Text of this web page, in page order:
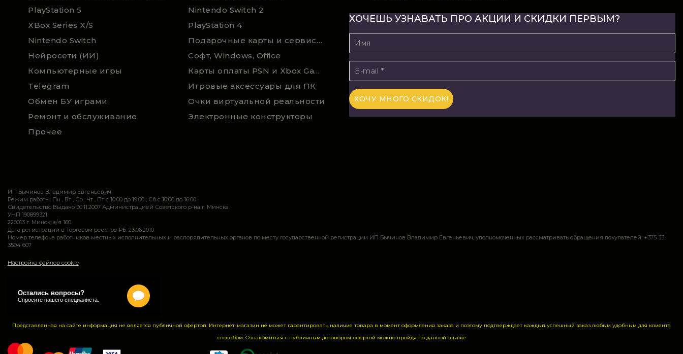
PlayStation 5
Nintendo Switch 2
XBox Series X/S
PlayStation 4
Nintendo Switch
Подарочные карты и сервисы Spotify, YouTube, Discord, Netflix, Steam (мгновенная доставка)
Нейросети (ИИ)
Софт, Windows, Office
Компьютерные игры
Карты оплаты PSN и Xbox Game Pass (покупка в физическом магазине)
Telegram
Игровые аксессуары для ПК
Обмен БУ играми
Очки виртуальной реальности
Ремонт и обслуживание
Электронные конструкторы
Прочее
ХОЧЕШЬ УЗНАВАТЬ ПРО АКЦИИ И СКИДКИ ПЕРВЫМ?
ИП Бычинов Владимир Евгеньевич
Режим работы: Пн , Вт , Ср , Чт , Пт c 10:00 до 19:00 ; Сб c 10:00 до 16:00
Свидетельство Выдано 30.11.2007 Администрацией Советского р-на г. Минска
УНП 190899321
220013 г. Минск, а/я 160
Дата регистрации в Торговом реестре РБ: 23.06.2010
Номер телефона работников местных исполнительных и распорядительных органов по месту государственной регистрации ИП Бычинов Владимир Евгеньевич, уполномоченных рассматривать обращения покупателей: +375 33
3504 607
Настройка файлов cookie
Представленная на сайте информация не является публичной офертой. Интернет-магазин не может гарантировать наличие товара в момент оформления заказа и поэтому подтверждает каждый успешный заказ любым удобным для клиента
способом. Ознакомиться с публичным договором-офертой можно пройдя по данной ссылке